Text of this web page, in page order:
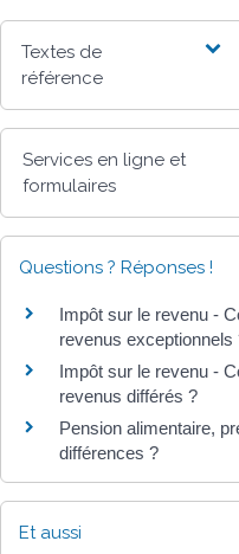
Textes de
référence
Services en ligne et
formulaires
Questions ? Réponses !
Impôt sur le revenu -
revenus exceptionnels
Impôt sur le revenu -
revenus différés ?
Pension alimentaire,
différences ?
Et aussi